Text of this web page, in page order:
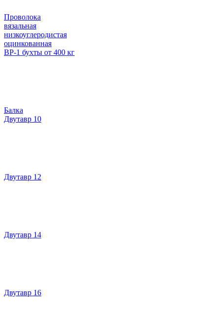
Проволока
вязальная
низкоуглеродистая
оцинкованная
ВР-1 бухты от 400 кг
Балка
Двутавр 10
Двутавр 12
Двутавр 14
Двутавр 16